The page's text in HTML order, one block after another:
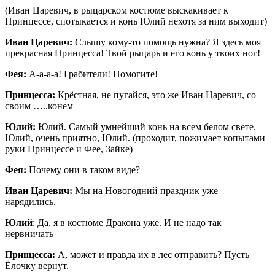
(Иван Царевич, в рыцарском костюме выскакивает к
Принцессе, спотыкается и конь Юлий нехотя за ним выходит)
Иван Царевич: Слышу кому-то помощь нужна? Я здесь моя
прекрасная Принцесса! Твой рыцарь и его конь у твоих ног!
Фея: А-а-а-а! Грабители! Помогите!
Принцесса: Крёстная, не пугайся, это же Иван Царевич, со
своим …..конем
Юлий: Юлий. Самый умнейший конь на всем белом свете.
Юлий, очень приятно, Юлий. (проходит, пожимает копытами
руки Принцессе и Фее, Зайке)
Фея: Почему они в таком виде?
Иван Царевич: Мы на Новогодний праздник уже
нарядились.
Юлий: Да, я в костюме Дракона уже. И не надо так
нервничать
Принцесса: А, может и правда их в лес отправить? Пусть
Ёлочку вернут.